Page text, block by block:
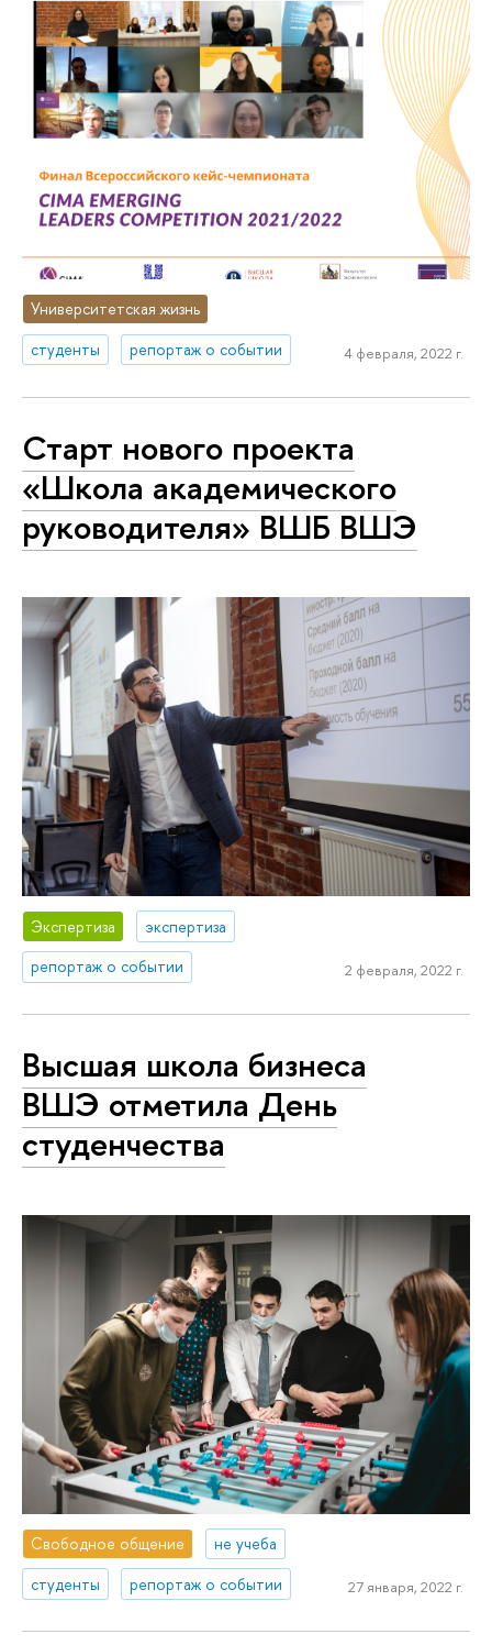
Университетская жизнь
студенты
репортаж о событии 4 февраля, 2022 г.
Старт нового проекта
«Школа академического
руководителя» ВШБ ВШЭ
Экспертиза
экспертиза
репортаж о событии
2 февраля, 2022 г.
Высшая школа бизнеса
ВШЭ отметила День
студенчества
Свободное общение
не учеба
студенты
репортаж о событии 27 января, 2022 г.